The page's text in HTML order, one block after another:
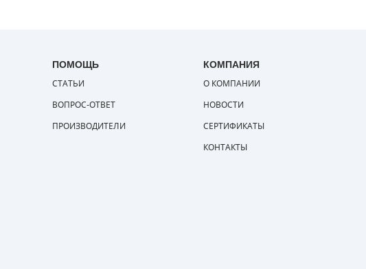
ПОМОЩЬ
СТАТЬИ
ВОПРОС-ОТВЕТ
ПРОИЗВОДИТЕЛИ
КОМПАНИЯ
О КОМПАНИИ
НОВОСТИ
СЕРТИФИКАТЫ
КОНТАКТЫ